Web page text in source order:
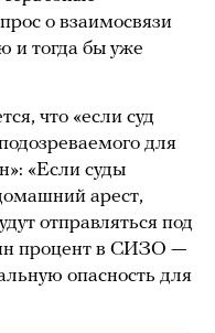
о взаимосвязи
и тогда бы уже
что «если суд
для
«Если суды
арест,
отправляться под
процент в СИЗО —
опасность для